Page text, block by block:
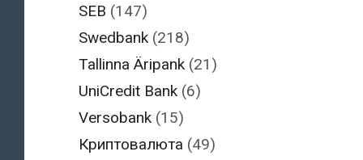
SEB (147)
Swedbank (218)
Tallinna Äripank (21)
UniCredit Bank (6)
Versobank (15)
Криптовалюта (49)